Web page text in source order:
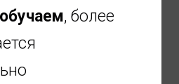
, более